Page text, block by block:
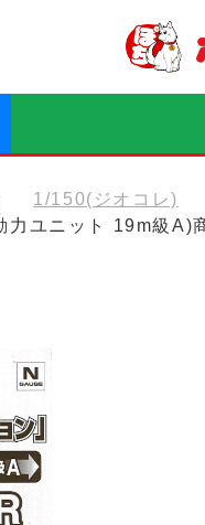
1/150(ジオコレ)
ユニット 19m級A)